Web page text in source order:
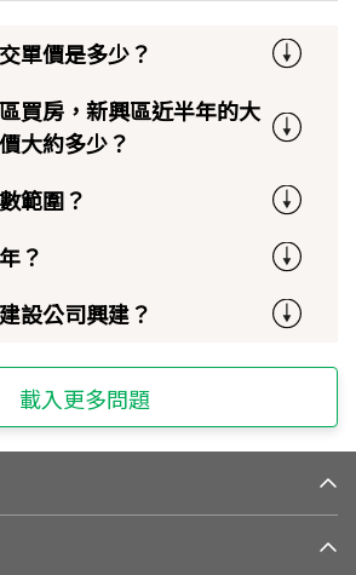
單價是多少？
買房，新興區近半年的大
大約多少？
範圍？
？
設公司興建？
載入更多問題